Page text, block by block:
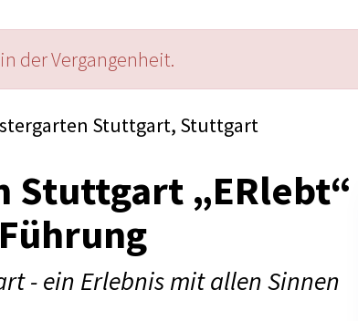
der Vergangenheit.
Stuttgart, Stuttgart
Stuttgart „ERlebt“
- ein Erlebnis mit allen Sinnen